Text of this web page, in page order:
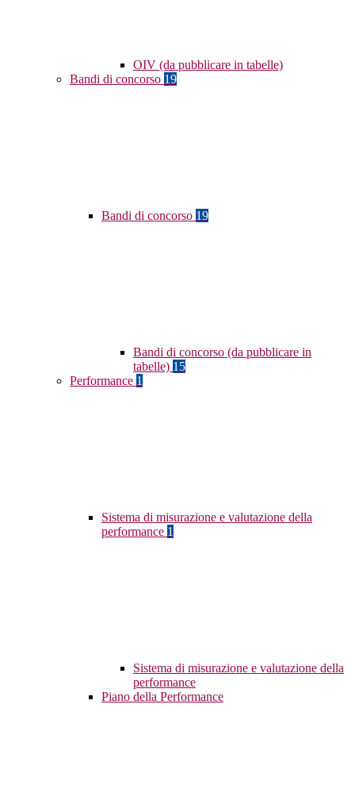
OIV (da pubblicare in tabelle)
Bandi di concorso 19
Bandi di concorso 19
Bandi di concorso (da pubblicare in
tabelle) 15
Performance 1
Sistema di misurazione e valutazione della
performance 1
Sistema di misurazione e valutazione della
performance
Piano della Performance